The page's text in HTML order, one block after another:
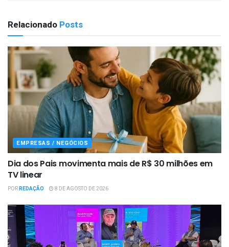
Relacionado Posts
EMPRESAS / NEGÓCIOS
Dia dos Pais movimenta mais de R$ 30 milhões em
TV linear
PORREDAÇÃO 8 DE AGOSTO DE 2026